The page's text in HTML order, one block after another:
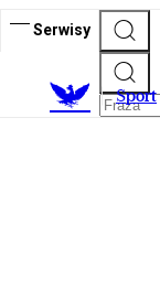
Serwisy
Sport